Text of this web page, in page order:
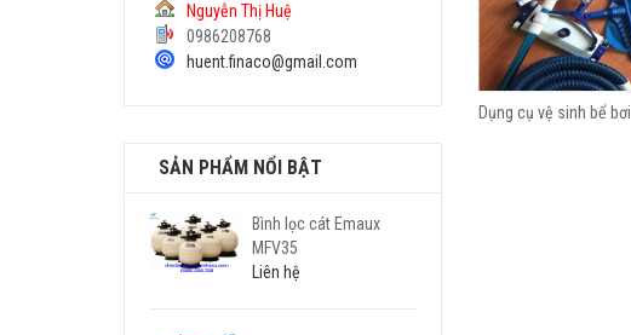
Nguyễn Thị Huệ
0986208768
huent.finaco@gmail.com
SẢN PHẨM NỔI BẬT
Bình lọc cát Emaux
MFV35
Liên hệ
Dụng cụ vệ sinh bể bơi